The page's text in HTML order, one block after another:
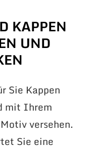
KAPPEN
UND
Sie Kappen
mit Ihrem
versehen.
Sie eine